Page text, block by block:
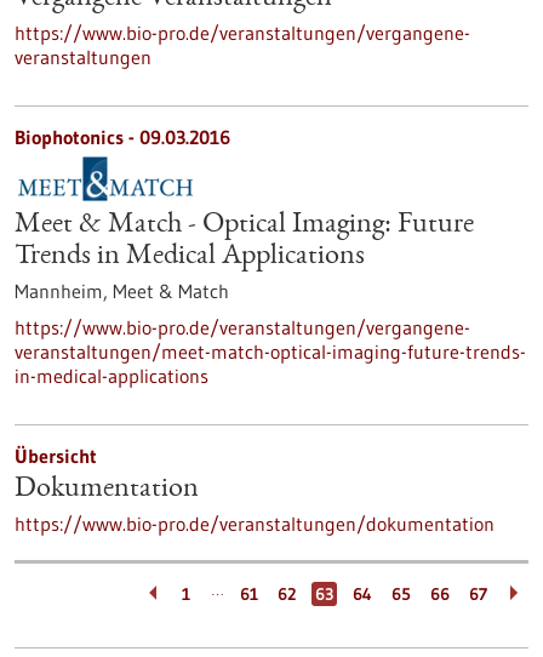
https://www.bio-pro.de/veranstaltungen/vergangene-
veranstaltungen
Biophotonics - 09.03.2016
Meet & Match - Optical Imaging: Future
Trends in Medical Applications
Mannheim, Meet & Match
https://www.bio-pro.de/veranstaltungen/vergangene-
veranstaltungen/meet-match-optical-imaging-future-trends-
in-medical-applications
Übersicht
Dokumentation
https://www.bio-pro.de/veranstaltungen/dokumentation
1 … 61 62 63 64 65 66 67